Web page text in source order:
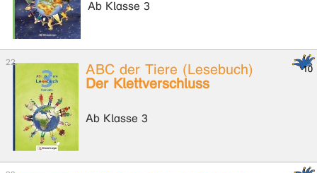
Ab Klasse 3
ABC der Tiere (Lesebuch)
Der Klettverschluss
Ab Klasse 3